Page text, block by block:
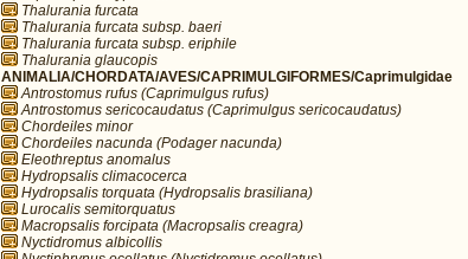
Thalurania furcata
Thalurania furcata subsp. baeri
Thalurania furcata subsp. eriphile
Thalurania glaucopis
ANIMALIA/CHORDATA/AVES/CAPRIMULGIFORMES/Caprimulgidae
Antrostomus rufus (Caprimulgus rufus)
Antrostomus sericocaudatus (Caprimulgus sericocaudatus)
Chordeiles minor
Chordeiles nacunda (Podager nacunda)
Eleothreptus anomalus
Hydropsalis climacocerca
Hydropsalis torquata (Hydropsalis brasiliana)
Lurocalis semitorquatus
Macropsalis forcipata (Macropsalis creagra)
Nyctidromus albicollis